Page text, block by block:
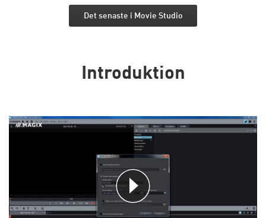
Det senaste i Movie Studio
Introduktion